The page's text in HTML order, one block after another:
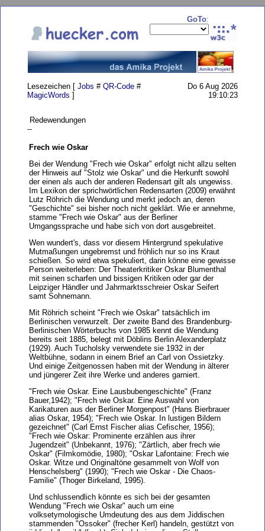
GoTo:
Lesezeichen [ Jobs # QR-Code #
MagicWords ]
Do 6 Aug 2026
19:10:23
Redewendungen
--
Frech wie Oskar
Bei der Wendung "Frech wie Oskar" erfolgt nicht allzu selten
der Hinweis auf "Stolz wie Oskar" und die Herkunft sowohl
der einen als auch der anderen Redensart gilt als ungewiss.
Im Lexikon der sprichwörtlichen Redensarten (2009) erwähnt
Lutz Röhrich die Wendung und merkt jedoch an, deren
"Geschichte" sei bisher noch nicht geklärt. Wie er annehme,
stamme "Frech wie Oskar" aus der Berliner
Umgangssprache und habe sich von dort ausgebreitet.
Wen wundert's, dass vor diesem Hintergrund spekulative
Mutmaßungen ungebremst und fröhlich nur so ins Kraut
schießen. So wird etwa spekuliert, darin könne eine gewisse
Person weiterleben: Der Theaterkritiker Oskar Blumenthal
mit seinen scharfen und bissigen Kritiken oder gar der
Leipziger Händler und Jahrmarktsschreier Oskar Seifert
samt Sohnemann.
Mit Röhrich scheint "Frech wie Oskar" tatsächlich im
Berlinischen verwurzelt. Der zweite Band des Brandenburg-
Berlinischen Wörterbuchs von 1985 kennt die Wendung
bereits seit 1885, belegt mit Döblins Berlin Alexanderplatz
(1929). Auch Tucholsky verwendete sie 1932 in der
Weltbühne, sodann in einem Brief an Carl von Ossietzky.
Und einige Zeitgenossen haben mit der Wendung in älterer
und jüngerer Zeit ihre Werke und anderes garniert.
"Frech wie Oskar. Eine Lausbubengeschichte" (Franz
Bauer,1942); "Frech wie Oskar. Eine Auswahl von
Karikaturen aus der Berliner Morgenpost" (Hans Bierbrauer
alias Oskar, 1954); "Frech wie Oskar. In lustigen Bildern
gezeichnet" (Carl Ernst Fischer alias Cefischer, 1956);
"Frech wie Oskar: Prominente erzählen aus ihrer
Jugendzeit" (Unbekannt, 1976); "Zärtlich, aber frech wie
Oskar" (Filmkomödie, 1980); "Oskar Lafontaine: Frech wie
Oskar. Witze und Originaltöne gesammelt von Wolf von
Henschelsberg" (1990); "Frech wie Oskar - Die Chaos-
Familie" (Thoger Birkeland, 1995).
Und schlussendlich könnte es sich bei der gesamten
Wendung "Frech wie Oskar" auch um eine
volksetymologische Umdeutung des aus dem Jiddischen
stammenden "Ossoker" (frecher Kerl) handeln, gestützt von